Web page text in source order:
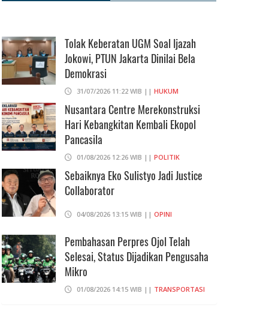
KEAGAMAAN
Peringatan Reuni Akbar 212 di
Monas, Undang Anies-Sandi
22/11/2017 22:57
DKI JAKARTA
Konsep Rumah DP 0 Rupiah
22/11/2017 18:31
7,22 Juta Orang
05/08/2026 13:45 WIB ||TENAGA KERJA
Kuartal II-2026, Ekonomi RI Tumbuh
5,29 Persen, Sektor Pertambangan
Alami Kontraksi
05/08/2026 13:16 WIB ||MAKRO/MIKRO
Tolak Keberatan UGM Soal Ijazah
Jokowi, PTUN Jakarta Dinilai Bela
Demokrasi
31/07/2026 11:22 WIB || HUKUM
Nusantara Centre Merekonstruksi
Hari Kebangkitan Kembali Ekopol
Pancasila
01/08/2026 12:26 WIB || POLITIK
Sebaiknya Eko Sulistyo Jadi Justice
Collaborator
04/08/2026 13:15 WIB || OPINI
Pembahasan Perpres Ojol Telah
Selesai, Status Dijadikan Pengusaha
Mikro
01/08/2026 14:15 WIB || TRANSPORTASI